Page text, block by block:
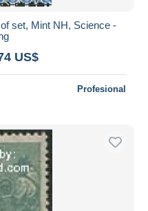
set, Mint NH, Science -
US$
Profesional